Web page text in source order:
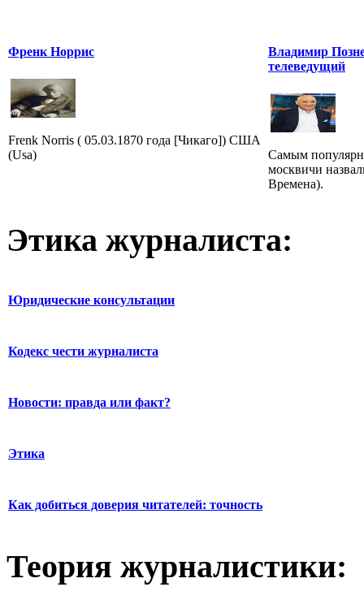
Френк Норрис
Frenk Norris ( 05.03.1870 года [Чикаго]) США
(Usa)
Владимир
телеведущий
Самым
москвичи
Времена).
Этика журналиста:
Юридические консультации
Кодекс чести журналиста
Новости: правда или факт?
Этика
Как добиться доверия читателей: точность
Теория журналистики: